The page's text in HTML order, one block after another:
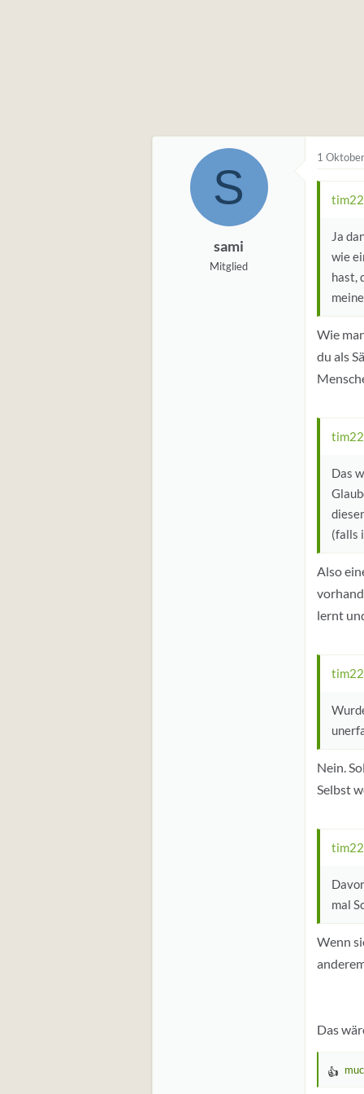
S
sami
Mitglied
1
Ja
wie
hast,
Wie
du als
Das
(falls
Also
lernt
Nein.
Selbst
mal
Wenn
Das
W